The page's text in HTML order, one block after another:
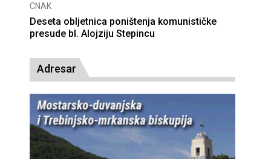
CNAK
Deseta obljetnica poništenja komunističke
presude bl. Alojziju Stepincu
Adresar